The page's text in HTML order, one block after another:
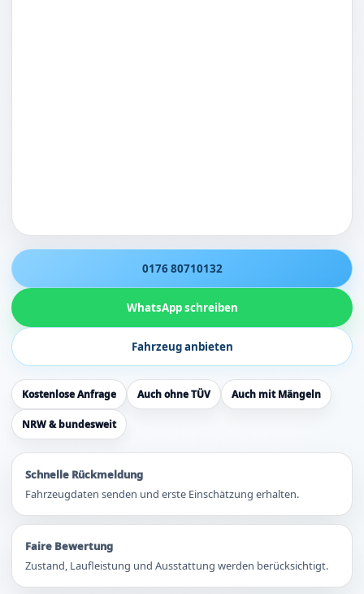
0176 80710132
WhatsApp schreiben
Fahrzeug anbieten
Kostenlose Anfrage Auch ohne TÜV Auch mit Mängeln
NRW & bundesweit
Schnelle Rückmeldung
Fahrzeugdaten senden und erste Einschätzung erhalten.
Faire Bewertung
Zustand, Laufleistung und Ausstattung werden berücksichtigt.